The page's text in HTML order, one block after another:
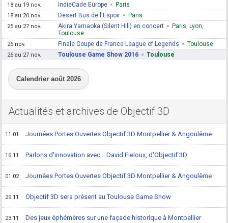
18 au 19 nov. IndieCade Europe Paris
18 au 20 nov. Desert Bus de l'Espoir Paris
25 au 27 nov. Akira Yamaoka (Silent Hill) en concert
Paris, Lyon,
Toulouse
26 nov. Finale Coupe de France League of Legends Toulouse
26 au 27 nov. Toulouse Game Show 2016 Toulouse
Calendrier août 2026
Actualités et archives de Objectif 3D
11.01 Journées Portes Ouvertes Objectif 3D Montpellier & Angoulême
16.11 Parlons d'innovation avec… David Fieloux, d'Objectif 3D
01.02 Journées Portes Ouvertes Objectif 3D Montpellier & Angoulême
29.11 Objectif 3D sera présent au Toulouse Game Show
23.11 Des jeux éphémères sur une façade historique à Montpellier